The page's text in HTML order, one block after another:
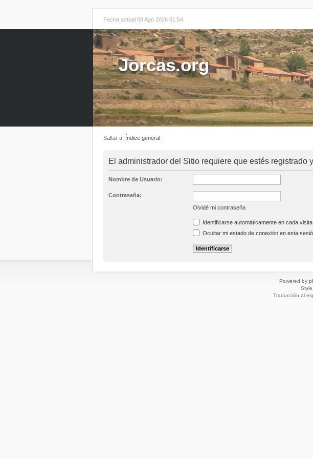
Fecha actual 08 Ago 2026 01:54
Jorcas.org
Saltar a: Índice general
El administrador del Sitio requiere que estés
Nombre de Usuario:
Contraseña:
Olvidé mi contraseña
Identificarse automáticamente en cada visita
Ocultar mi estado de conexión en esta
Powered by
Style
Traducción al